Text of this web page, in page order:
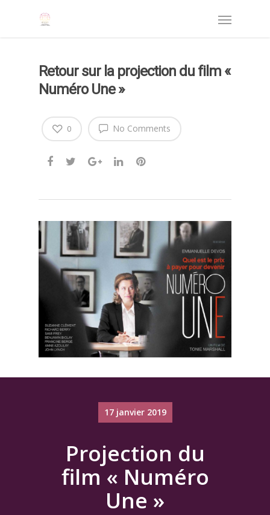
Retour sur la projection du film «
Numéro Une »
No Comments
0
17 janvier 2019
Projection du
film « Numéro
Une »